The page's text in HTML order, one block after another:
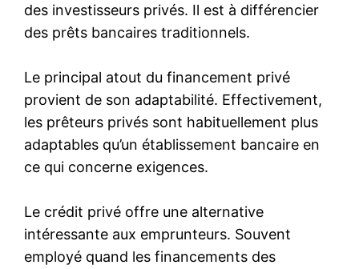
des investisseurs privés. Il est à différencier
des prêts bancaires traditionnels.
Le principal atout du financement privé
provient de son adaptabilité. Effectivement,
les prêteurs privés sont habituellement plus
adaptables qu’un établissement bancaire en
ce qui concerne exigences.
Le crédit privé offre une alternative
intéressante aux emprunteurs. Souvent
employé quand les financements des